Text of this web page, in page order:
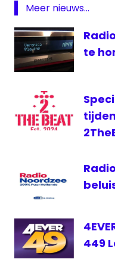
VBRO
VBRO
Evergreen
Meer nieuws...
te
449